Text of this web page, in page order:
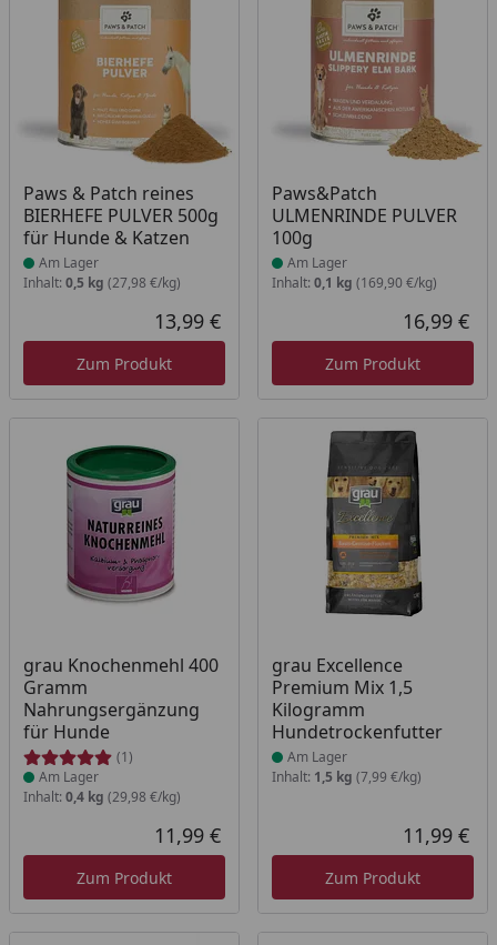
Paws & Patch reines
BIERHEFE PULVER 500g
für Hunde & Katzen
Produkt am Lager
Am Lager
Inhalt: 0,5 kg (27,98 €/kg)
Aktueller Preis
13,99 €
Zum Produkt
Paws&Patch
ULMENRINDE PULVER
100g
Produkt am Lager
Am Lager
Inhalt: 0,1 kg (169,90 €/kg)
16,99 €
Zum Produkt
grau Knochenmehl 400
Gramm
Nahrungsergänzung
für Hunde
(1)
Produkt am Lager
Am Lager
Inhalt: 0,4 kg (29,98 €/kg)
Aktueller Preis
11,99 €
Zum Produkt
grau Excellence
Premium Mix 1,5
Kilogramm
Hundetrockenfutter
Produkt am Lager
Am Lager
Inhalt: 1,5 kg (7,99 €/kg)
11,99 €
Zum Produkt